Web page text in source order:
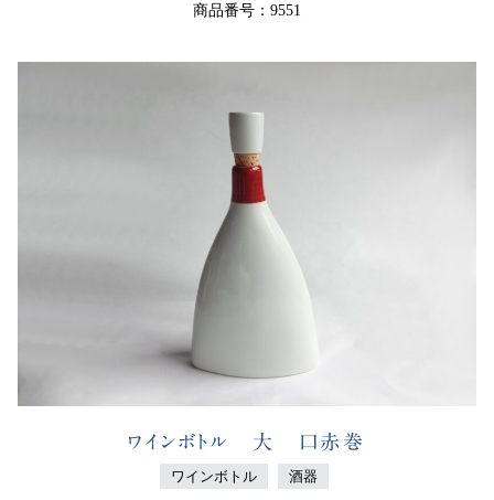
商品番号：9551
ワインボトル 大 口赤巻
ワインボトル 酒器